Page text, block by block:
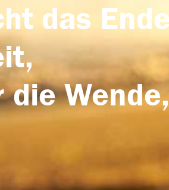
das
die